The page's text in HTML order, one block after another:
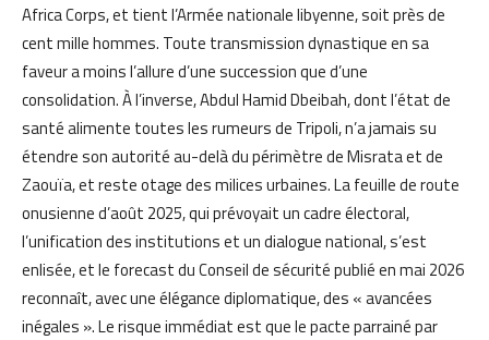
Africa Corps, et tient l’Armée nationale libyenne, soit près de
cent mille hommes. Toute transmission dynastique en sa
faveur a moins l’allure d’une succession que d’une
consolidation. À l’inverse, Abdul Hamid Dbeibah, dont l’état de
santé alimente toutes les rumeurs de Tripoli, n’a jamais su
étendre son autorité au-delà du périmètre de Misrata et de
Zaouïa, et reste otage des milices urbaines. La feuille de route
onusienne d’août 2025, qui prévoyait un cadre électoral,
l’unification des institutions et un dialogue national, s’est
enlisée, et le forecast du Conseil de sécurité publié en mai 2026
reconnaît, avec une élégance diplomatique, des « avancées
inégales ». Le risque immédiat est que le pacte parrainé par